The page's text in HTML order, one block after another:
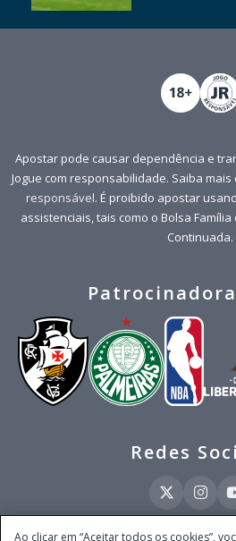
Apostar pode causar dependência e
Jogue com responsabilidade. Saiba
responsável. É proibido apostar
assistenciais, tais como o Bolsa
Continuada.
Redes
Ao clicar em “Aceitar todos os cookies”,